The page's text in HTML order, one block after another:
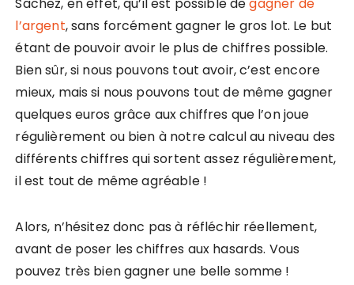
l’argent, sans forcément gagner le gros lot. Le but
étant de pouvoir avoir le plus de chiffres possible.
Bien sûr, si nous pouvons tout avoir, c’est encore
mieux, mais si nous pouvons tout de même gagner
quelques euros grâce aux chiffres que l’on joue
régulièrement ou bien à notre calcul au niveau des
différents chiffres qui sortent assez régulièrement,
il est tout de même agréable !
Alors, n’hésitez donc pas à réfléchir réellement,
avant de poser les chiffres aux hasards. Vous
pouvez très bien gagner une belle somme !